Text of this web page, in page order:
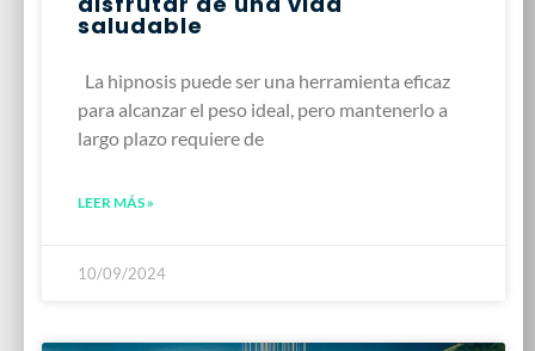
saludable
La hipnosis puede ser una herramienta eficaz
para alcanzar el peso ideal, pero mantenerlo a
largo plazo requiere de
LEER MÁS »
10/09/2024